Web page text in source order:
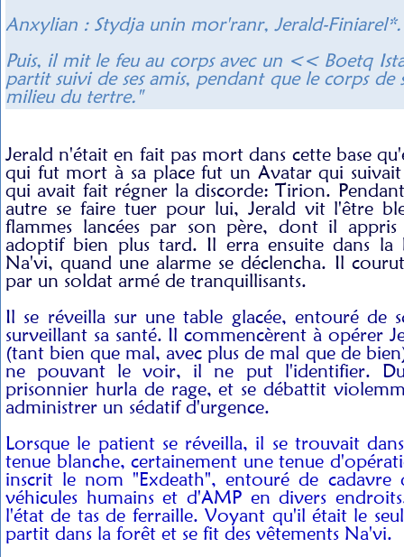
Anxylian : Stydja unin mor'ranr, Jerald-Finiarel*.
Puis, il mit le feu au corps avec un << Boetq
partit suivi de ses amis, pendant que le corps
milieu du tertre."
Jerald n'était en fait pas mort dans cette base
qui fut mort à sa place fut un Avatar qui
qui avait fait régner la discorde: Tirion.
autre se faire tuer pour lui, Jerald vit l'être
flammes lancées par son père, dont il
adoptif bien plus tard. Il erra ensuite dans la
Na'vi, quand une alarme se déclencha. Il
par un soldat armé de tranquillisants.
Il se réveilla sur une table glacée, entouré de
surveillant sa santé. Il commencèrent à opérer
(tant bien que mal, avec plus de mal que de
ne pouvant le voir, il ne put l'identifier.
prisonnier hurla de rage, et se débattit
administrer un sédatif d'urgence.
Lorsque le patient se réveilla, il se trouvait
tenue blanche, certainement une tenue
inscrit le nom "Exdeath", entouré de
véhicules humains et d'AMP en divers
l'état de tas de ferraille. Voyant qu'il était le
partit dans la forêt et se fit des vêtements Na'vi.